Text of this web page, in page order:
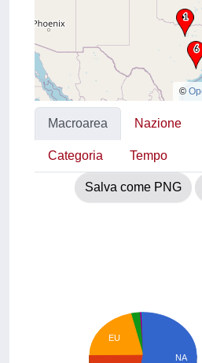
©
Macroarea Nazione
Categoria Tempo
Salva come PNG
EU
NA